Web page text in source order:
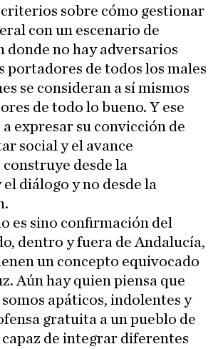
sobre cómo gestionar
con un escenario de
donde no hay adversarios
portadores de todos los males
se consideran a sí mismos
de todo lo bueno. Y ese
expresar su convicción de
social y el avance
desde la
diálogo y no desde la
es sino confirmación del
dentro y fuera de Andalucía,
un concepto equivocado
Aún hay quien piensa que
apáticos, indolentes y
gratuita a un pueblo de
de integrar diferentes